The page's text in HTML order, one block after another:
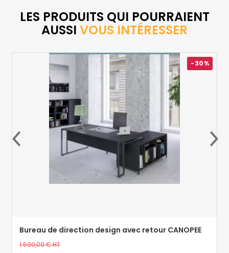
LES PRODUITS QUI POURRAIENT
AUSSI VOUS INTÉRESSER
-30%
Bureau de direction design avec retour CANOPEE
Prix
1 590,00 €HT